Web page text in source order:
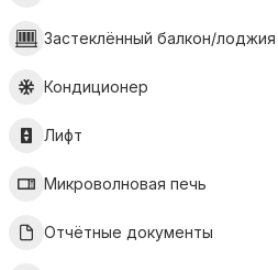
Застеклённый балкон/лоджия
Кондиционер
Лифт
Микроволновая печь
Отчётные документы